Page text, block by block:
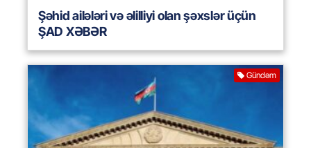
Şəhid ailələri və əlilliyi olan şəxslər üçün
ŞAD XƏBƏR
Gündəm